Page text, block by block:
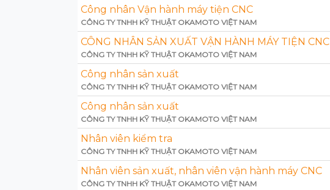
Công nhân Vận hành máy tiện CNC
CÔNG TY TNHH KỸ THUẬT OKAMOTO VIỆT NAM
CÔNG NHÂN SẢN XUẤT VẬN HÀNH MÁY TIỆN CNC
CÔNG TY TNHH KỸ THUẬT OKAMOTO VIỆT NAM
Công nhân sản xuất
CÔNG TY TNHH KỸ THUẬT OKAMOTO VIỆT NAM
Công nhân sản xuất
CÔNG TY TNHH KỸ THUẬT OKAMOTO VIỆT NAM
Nhân viên kiểm tra
CÔNG TY TNHH KỸ THUẬT OKAMOTO VIỆT NAM
Nhân viên sản xuất, nhân viên vận hành máy CNC
CÔNG TY TNHH KỸ THUẬT OKAMOTO VIỆT NAM